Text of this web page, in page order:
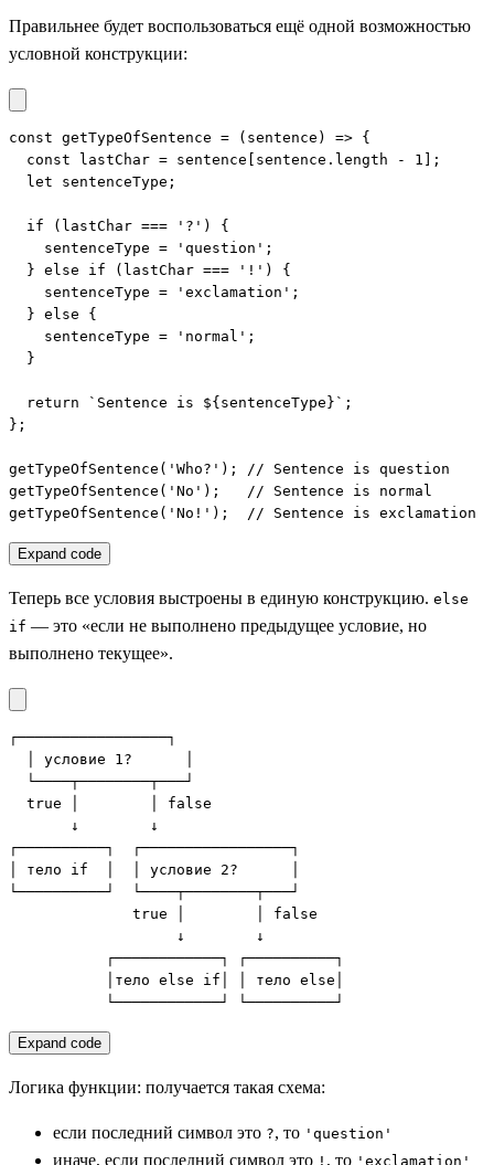
Правильнее будет воспользоваться ещё одной возможностью
условной конструкции:
const getTypeOfSentence = (sentence) => {
  const lastChar = sentence[sentence.length - 1];
  let sentenceType;
  if (lastChar === '?') {
    sentenceType = 'question';
  } else if (lastChar === '!') {
    sentenceType = 'exclamation';
  } else {
    sentenceType = 'normal';
  }
  return `Sentence is ${sentenceType}`;
};
getTypeOfSentence('Who?'); // Sentence is question
getTypeOfSentence('No');   // Sentence is normal
getTypeOfSentence('No!');  // Sentence is exclamation
Expand code
Теперь все условия выстроены в единую конструкцию. else
if — это «если не выполнено предыдущее условие, но
выполнено текущее».
┌─────────────────┐
  │ условие 1?      │
  └────┬────────┬───┘
  true │        │ false
       ↓        ↓
┌──────────┐  ┌─────────────────┐
│ тело if  │  │ условие 2?      │
└──────────┘  └────┬────────┬───┘
              true │        │ false
                   ↓        ↓
           ┌────────────┐ ┌──────────┐
           │тело else if│ │ тело else│
           └────────────┘ └──────────┘
Expand code
Логика функции: получается такая схема:
если последний символ это ?, то 'question'
иначе, если последний символ это ! , то 'exclamation'